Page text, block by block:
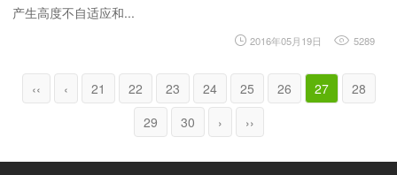
产生高度不自适应和...
2016年05月19日 5289
‹‹ ‹ 21 22 23 24 25 26 27
28
29
30 › ››